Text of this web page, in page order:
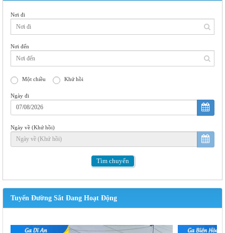
Nơi đi
Nơi đến
Một chiều Khứ hồi
Ngày đi
Ngày về (Khứ hồi)
Tìm chuyến
Tuyến Đường Sắt Đang Hoạt Động